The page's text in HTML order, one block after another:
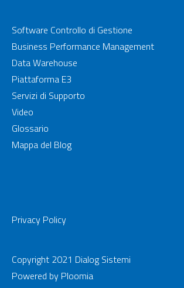
Software Controllo di Gestione
Business Performance Management
Data Warehouse
Piattaforma E3
Servizi di Supporto
Video
Glossario
Mappa del Blog
Privacy Policy
Copyright 2021 Dialog Sistemi
Powered by Ploomia